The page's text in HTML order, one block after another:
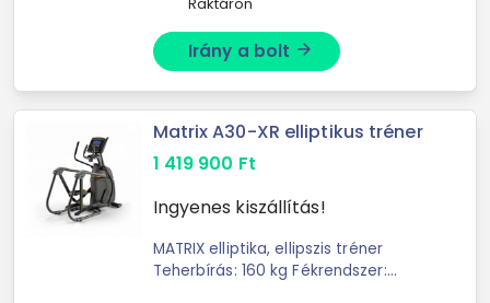
Irány a bolt arrow_forward
Matrix A30-XR elliptikus tréner
1 419 900 Ft
Ingyenes kiszállítás!
MATRIX elliptika, ellipszis tréner
Teherbírás: 160 kg Fékrendszer: